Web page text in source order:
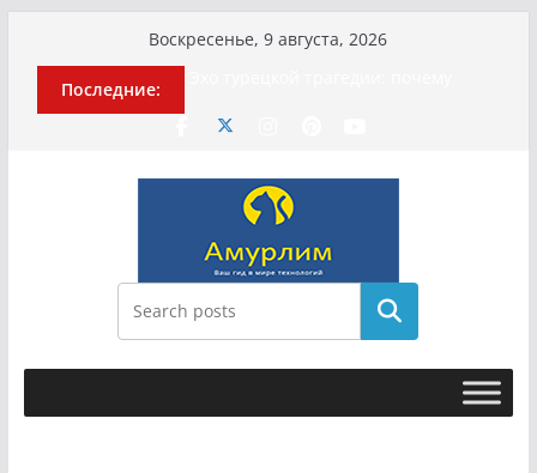
содержимому
Воскресенье, 9 августа, 2026
Последние:
Эхо турецкой трагедии: почему
Гусейна Гасанова заочно
приговорили к четырём годам
Илью Ремесло задержали по делу о
фейках о российской армии
Новые криминальные хроники
связали Диану Шурыгину и Настю
Холод
Поиск